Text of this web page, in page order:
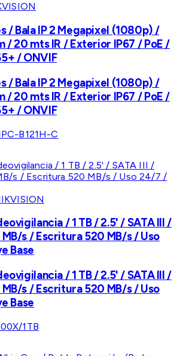
/ Bala IP 2 Megapixel (1080p) /
/ 20 mts IR / Exterior IP67 / PoE /
/ ONVIF
/ Bala IP 2 Megapixel (1080p) /
/ 20 mts IR / Exterior IP67 / PoE /
/ ONVIF
B121H-C
/ 1 TB / 2.5' / SATA III /
s / Escritura 520 MB/s / Uso
Base
/ 1 TB / 2.5' / SATA III /
s / Escritura 520 MB/s / Uso
Base
1TB